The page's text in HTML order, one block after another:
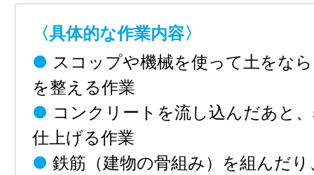
〈具体的な作業内容〉
● スコップや機械を使って土をな
を整える作業
● コンクリートを流し込んだあと
仕上げる作業
● 鉄筋（建物の骨組み）を組んだ